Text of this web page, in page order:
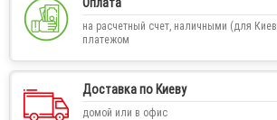
на расчетный счет, наличными (для
платежом
Доставка по Киеву
домой или в офис